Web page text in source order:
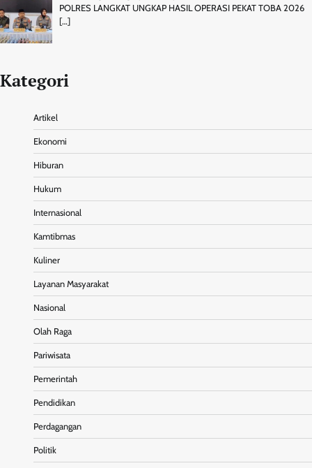
POLRES LANGKAT UNGKAP HASIL OPERASI PEKAT TOBA 2026
[…]
Kategori
Artikel
Ekonomi
Hiburan
Hukum
Internasional
Kamtibmas
Kuliner
Layanan Masyarakat
Nasional
Olah Raga
Pariwisata
Pemerintah
Pendidikan
Perdagangan
Politik